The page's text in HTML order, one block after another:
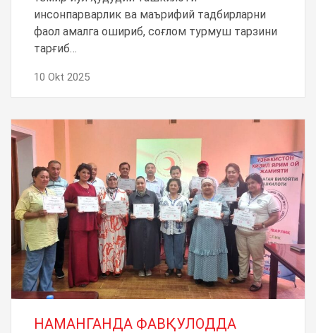
инсонпарварлик ва маърифий тадбирларни
фаол амалга ошириб, соғлом турмуш тарзини
тарғиб…
10 Okt 2025
НАМАНГАНДА ФАВҚУЛОДДА